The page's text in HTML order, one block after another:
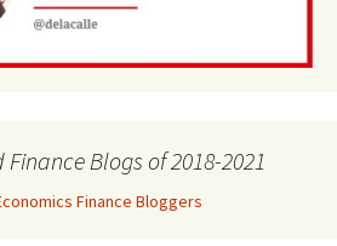
Blogs of 2018-2021